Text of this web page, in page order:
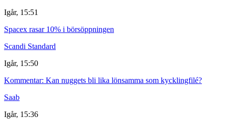
Igår, 15:51
Spacex rasar 10% i börsöppningen
Scandi Standard
Igår, 15:50
Kommentar: Kan nuggets bli lika lönsamma som kycklingfilé?
Saab
Igår, 15:36